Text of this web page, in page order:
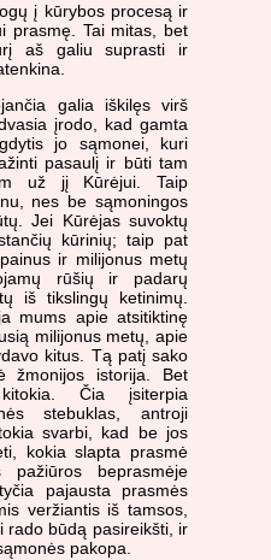
į kūrybos procesą ir
prasmę. Tai mitas, bet
aš galiu suprasti ir
galia iškilęs virš
įrodo, kad gamta
jo sąmonei, kuri
pasaulį ir būti tam
už jį Kūrėjui. Taip
nes be sąmoningos
Jei Kūrėjas suvoktų
kūrinių; taip pat
ir milijonus metų
rūšių ir padarų
iš tikslingų ketinimų.
mums apie atsitiktinę
milijonus metų, apie
kitus. Tą patį sako
žmonijos istorija. Bet
Čia įsiterpia
stebuklas, antroji
svarbi, kad be jos
kokia slapta prasmė
beprasmėje
pajausta prasmės
veržiantis iš tamsos,
rado būdą pasireikšti, ir
pakopa.